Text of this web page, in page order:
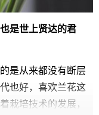
是世上贤达的君
是从来都没有断层
也好，喜欢兰花这
栽培技术的发展，